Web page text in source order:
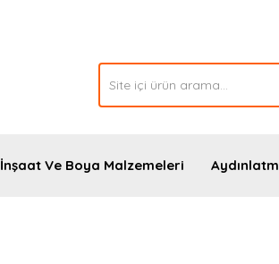
İnşaat Ve Boya Malzemeleri